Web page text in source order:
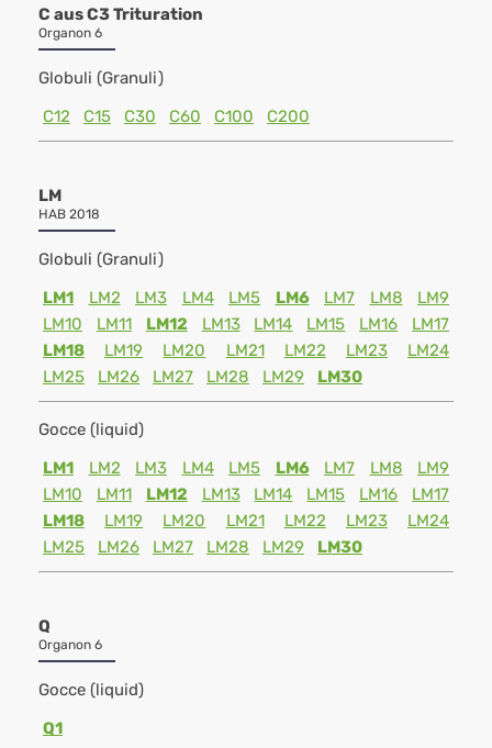
C aus C3 Trituration
Organon 6
Globuli (Granuli)
C12
C15 C30 C60 C100 C200
LM
HAB 2018
Globuli (Granuli)
LM1
LM2 LM3 LM4 LM5 LM6 LM7 LM8
LM9
LM10
LM11 LM12 LM13 LM14 LM15 LM16
LM17
LM18
LM19 LM20 LM21 LM22 LM23
LM24
LM25
LM26 LM27 LM28 LM29 LM30
Gocce (liquid)
LM1
LM2 LM3 LM4 LM5 LM6 LM7 LM8
LM9
LM10
LM11 LM12 LM13 LM14 LM15 LM16
LM17
LM18
LM19 LM20 LM21 LM22 LM23
LM24
LM25
LM26 LM27 LM28 LM29 LM30
Q
Organon 6
Gocce (liquid)
Q1